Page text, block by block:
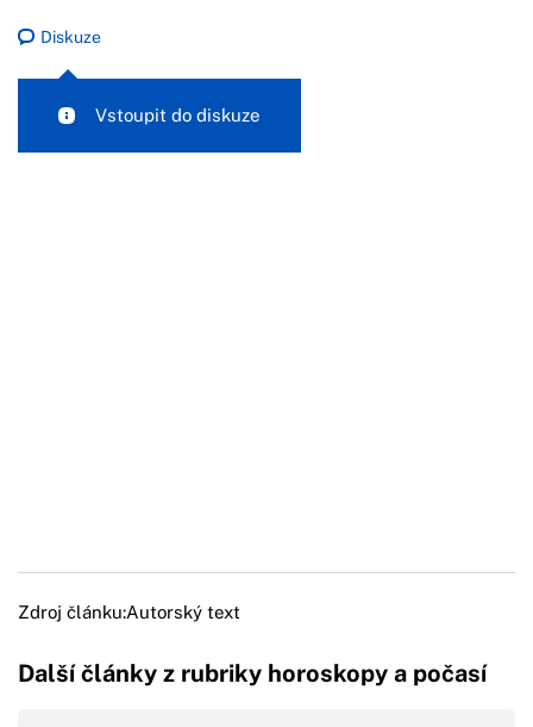
Diskuze
Vstoupit do diskuze
Zdroj článku:Autorský text
Další články z rubriky horoskopy a počasí